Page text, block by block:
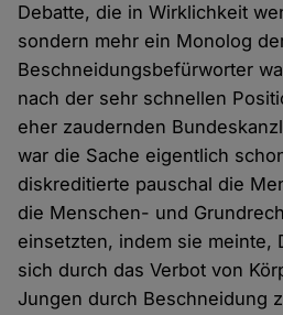
Debatte, die in Wirklichkeit
sondern mehr ein Monolog
Beschneidungsbefürworter
nach der sehr schnellen
eher zaudernden
war die Sache eigentlich
diskreditierte pauschal die
die Menschen- und
einsetzten, indem sie meinte,
sich durch das Verbot von
Jungen durch Beschneidung